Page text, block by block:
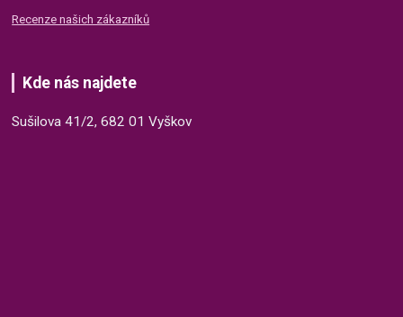
Recenze našich zákazníků
Kde nás najdete
Sušilova 41/2, 682 01 Vyškov